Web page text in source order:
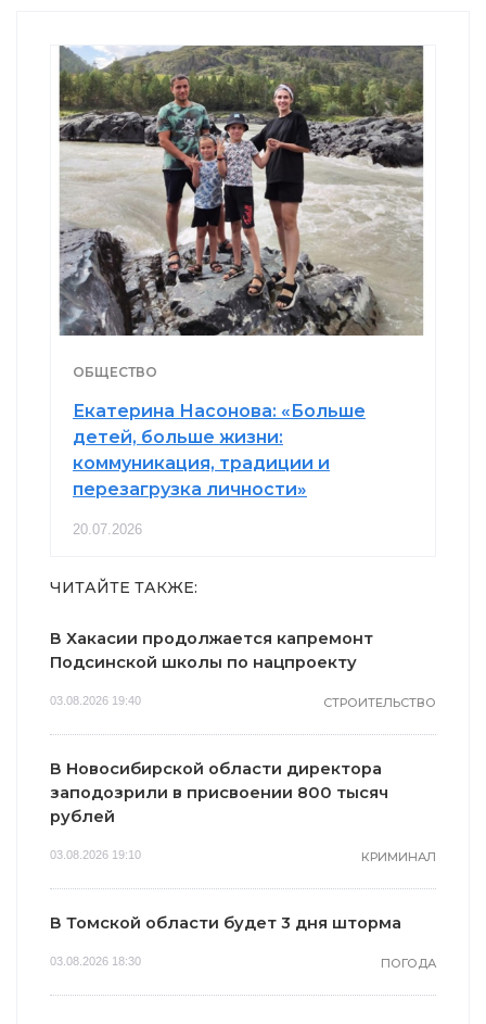
ОБЩЕСТВО
Екатерина Насонова: «Больше
детей, больше жизни:
коммуникация, традиции и
перезагрузка личности»
20.07.2026
ЧИТАЙТЕ ТАКЖЕ:
В Хакасии продолжается капремонт
Подсинской школы по нацпроекту
03.08.2026 19:40 СТРОИТЕЛЬСТВО
В Новосибирской области директора
заподозрили в присвоении 800 тысяч
рублей
03.08.2026 19:10 КРИМИНАЛ
В Томской области будет 3 дня шторма
03.08.2026 18:30 ПОГОДА